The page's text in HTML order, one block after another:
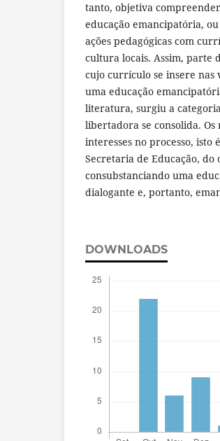
tanto, objetiva
educação emancipatória,
ações pedagógicas com
cultura locais. Assim, parte
cujo currículo se insere nas
uma educação
literatura, surgiu a
libertadora se consolida.
interesses no processo, isto
Secretaria de Educação, do
consubstanciando uma
dialogante e, portanto,
DOWNLOADS